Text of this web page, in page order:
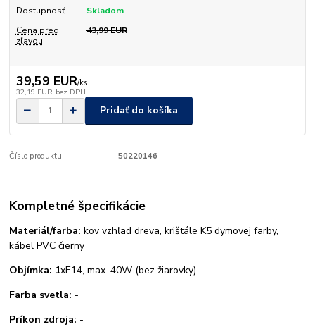
Dostupnosť
Skladom
Cena pred
zľavou
43,99 EUR
39,59 EUR/ks
32,19 EUR bez DPH
Pridať do košíka
Číslo produktu: 50220146
Kompletné špecifikácie
Materiál/farba: kov vzhľad dreva, krištále K5 dymovej farby,
kábel PVC čierny
Objímka: 1xE14, max. 40W (bez žiarovky)
Farba svetla: -
Príkon zdroja: -